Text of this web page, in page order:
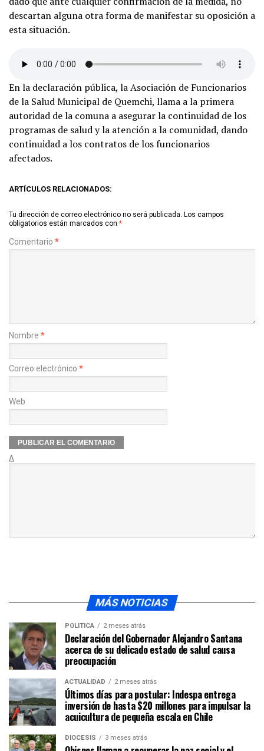
descartan alguna otra forma de manifestar su oposición a
esta situación.
En la declaración pública, la Asociación de Funcionarios
de la Salud Municipal de Quemchi, llama a la primera
autoridad de la comuna a asegurar la continuidad de los
programas de salud y la atención a la comunidad, dando
continuidad a los contratos de los funcionarios
afectados.
ARTÍCULOS RELACIONADOS:
Tu dirección de correo electrónico no será publicada. Los campos
obligatorios están marcados con *
Comentario *
Nombre *
Correo electrónico *
Web
Δ
MÁS NOTICIAS
POLÍTICA 2 meses atrás
Declaración del Gobernador Alejandro Santana
acerca de su delicado estado de salud causa
preocupación
ACTUALIDAD 2 meses atrás
Últimos días para postular: Indespa entrega
inversión de hasta $20 millones para impulsar la
acuicultura de pequeña escala en Chile
DIÓCESIS 3 meses atrás